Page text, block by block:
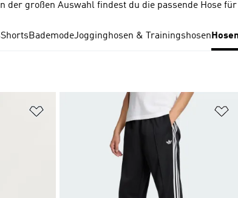
der großen Auswahl findest du die passende Hose
ShortsBademodeJogginghosen & Trainingshosen
Zur Wunschliste hinzufügen